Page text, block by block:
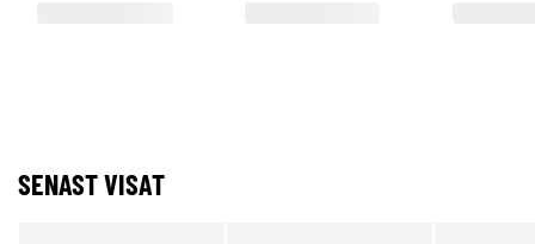
SENAST VISAT